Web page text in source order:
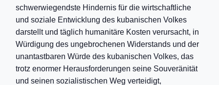
schwerwiegendste Hindernis für die wirtschaftliche
und soziale Entwicklung des kubanischen Volkes
darstellt und täglich humanitäre Kosten verursacht, in
Würdigung des ungebrochenen Widerstands und der
unantastbaren Würde des kubanischen Volkes, das
trotz enormer Herausforderungen seine Souveränität
und seinen sozialistischen Weg verteidigt,